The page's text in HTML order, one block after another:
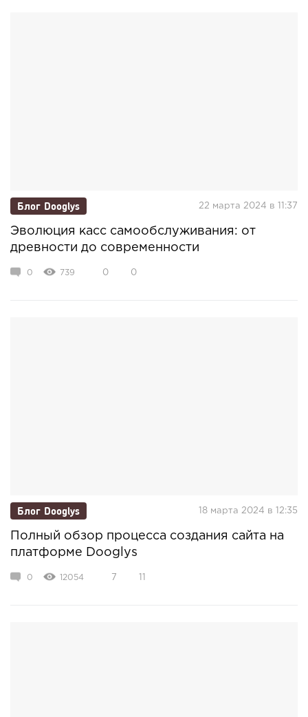
Блог Dooglys 22 марта 2024 в 11:37
Эволюция касс самообслуживания: от
древности до современности
0 739 0 0
Блог Dooglys 18 марта 2024 в 12:35
Полный обзор процесса создания сайта на
платформе Dooglys
0 12054 7